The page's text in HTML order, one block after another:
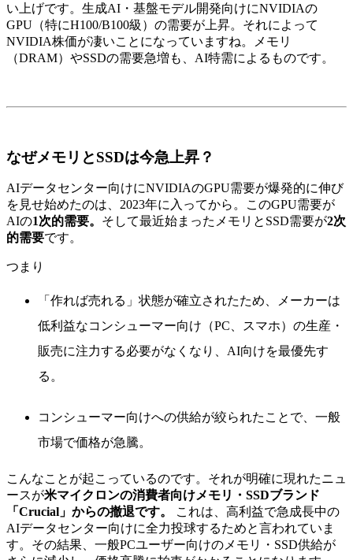
い上げです。生成AI・基盤モデル開発向けにNVIDIAの
GPU（特にH100/B100級）の需要が上昇。それによって
NVIDIA株価が凄いことになっていますね。メモリ
（DRAM）やSSDの需要急増も、AI特需によるものです。
なぜメモリとSSDは今急上昇？
AIデータセンター向けにNVIDIAのGPU需要が爆発的に伸び
を見せ始めたのは、2023年に入ってから。このGPU需要が
AIの1次的需要。 そして最近始まったメモリとSSD需要が2次
的需要です。
つまり
「作れば売れる」状態が確立されたため、メーカーは
低利益なコンシューマー向け（PC、スマホ）の生産・
販売に注力する必要がなくなり、AI向けを最優先す
る。
コンシューマー向けへの供給が絞られたことで、一般
市場で価格が急騰。
こんなことが起こっているのです。それが明確に現れたニュ
ースが米マイクロンの消費者向けメモリ・SSDブランド
「Crucial」からの撤退です。
これは、高利益で急成長中の
AIデータセンター向けに全力投球するためと言われていま
す。その結果、一般PCユーザー向けのメモリ・SSD供給が